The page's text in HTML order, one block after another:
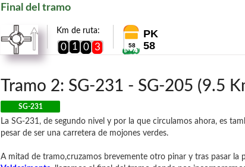
Final del tramo
Km de ruta:
0 1 0 3 58
PK
58
Tramo 2: SG-231 - SG-205 (9.5
SG-231
La SG-231, de segundo nivel y por la que circulamos ahora, es
pesar de ser una carretera de mojones verdes.
A mitad de tramo,cruzamos brevemente otro pinar y tras pasar la